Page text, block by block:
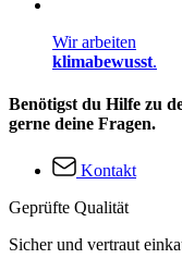
Wir arbeiten
klimabewusst.
Benötigst du Hilfe zu
gerne deine Fragen.
Kontakt
Geprüfte Qualität
Sicher und vertraut